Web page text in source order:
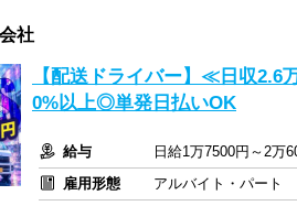
社
【配送ドライバー】≪日収2.6
0%以上◎単発日払いOK
給与
日給1万7500円～2万
雇用形態
アルバイト・パート